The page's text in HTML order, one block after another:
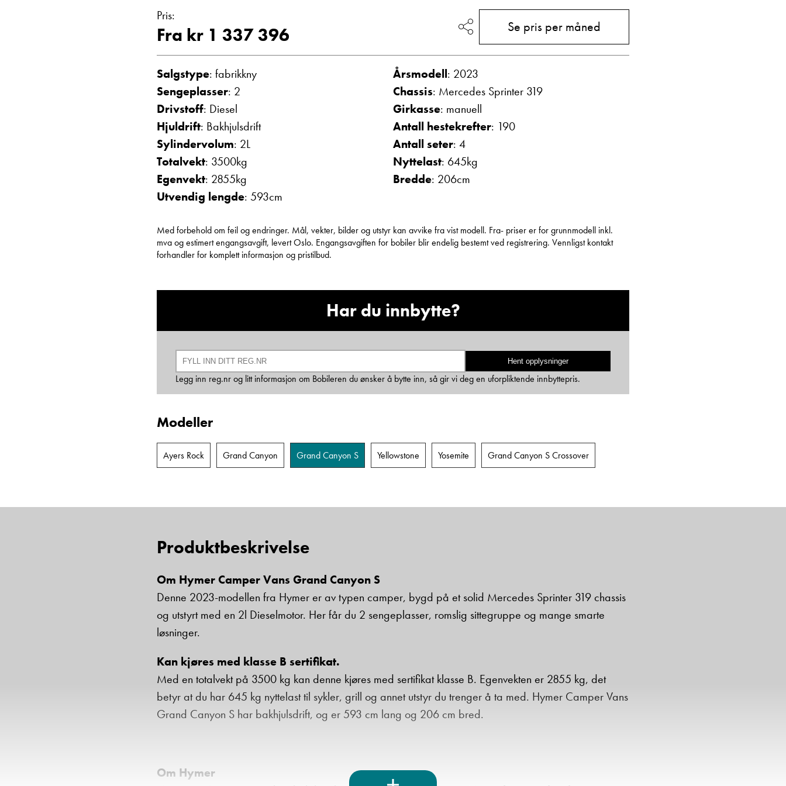
Vis epost
Vis telefon
Vis epost
Einar Fylling
Bilmekaniker
Frode Hoff Lund
Ta kontakt
Lurer du på noe? Spør!
Sted
Navn
Beskrivelse
Denne siden er beskyttet av reCAPTCHA og Google
Personvernerklæring
Vilkår for bruker gjeldende.
Ta kontakt
Pris:
Fra kr 1 337 396 Se pris per måned
Salgstype: fabrikkny Årsmodell: 2023
Sengeplasser: 2 Chassis: Mercedes Sprinter 319
Drivstoff: Diesel Girkasse: manuell
Hjuldrift: Bakhjulsdrift Antall hestekrefter: 190
Sylindervolum: 2L Antall seter: 4
Totalvekt: 3500kg Nyttelast: 645kg
Egenvekt: 2855kg Bredde: 206cm
Utvendig lengde: 593cm
Med forbehold om feil og endringer. Mål, vekter, bilder og utstyr kan avvike fra vist modell. Fra- priser er for grunnmodell inkl.
mva og estimert engangsavgift, levert Oslo. Engangsavgiften for bobiler blir endelig bestemt ved registrering. Vennligst kontakt
forhandler for komplett informasjon og pristilbud.
Har du innbytte?
Hent opplysninger
Legg inn reg.nr og litt informasjon om Bobileren du ønsker å bytte inn, så gir vi deg en uforpliktende innbyttepris.
Modeller
Ayers Rock Grand Canyon Grand Canyon S Yellowstone Yosemite Grand Canyon S Crossover
Produktbeskrivelse
Om Hymer Camper Vans Grand Canyon S
Denne 2023-modellen fra Hymer er av typen camper, bygd på et solid Mercedes Sprinter 319 chassis
og utstyrt med en 2l Dieselmotor. Her får du 2 sengeplasser, romslig sittegruppe og mange smarte
løsninger.
Kan kjøres med klasse B sertifikat.
Med en totalvekt på 3500 kg kan denne kjøres med sertifikat klasse B. Egenvekten er 2855 kg, det
betyr at du har 645 kg nyttelast til sykler, grill og annet utstyr du trenger å ta med. Hymer Camper Vans
Grand Canyon S har bakhjulsdrift, og er 593 cm lang og 206 cm bred.
Om Hymer